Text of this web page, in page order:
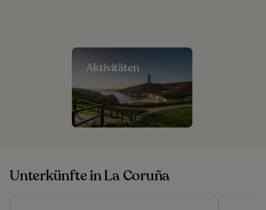
Aktivitäten
Unterkünfte in La Coruña